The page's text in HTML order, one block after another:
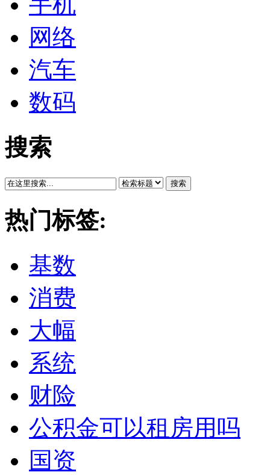
网络
汽车
数码
搜索
搜索
热门标签:
基数
消费
大幅
系统
财险
公积金可以租房用吗
国资